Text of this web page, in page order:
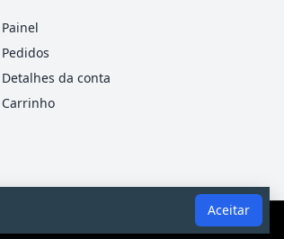
Painel
Pedidos
Detalhes da conta
Carrinho
Aceitar